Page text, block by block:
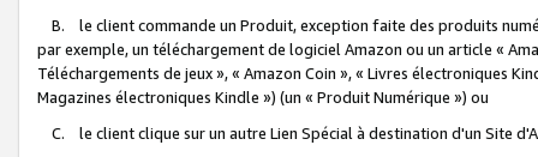
B. le client commande un Produit, exception faite des produits
par exemple, un téléchargement de logiciel Amazon ou un article «
Téléchargements de jeux », « Amazon Coin », « Livres électroniques
Magazines électroniques Kindle ») (un « Produit Numérique ») ou
C. le client clique sur un autre Lien Spécial à destination d'un Site